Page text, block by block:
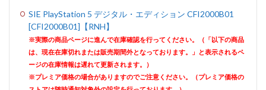
SIE PlayStation 5 デジタル・エディション CFI2000B01
[CFI2000B01]【RNH】
※実際の商品ページに進んで在庫確認を行ってください。（「以下の商品
は、現在在庫切れまたは販売期間外となっております。」と表示されるペ
ージの在庫情報は遅れて更新されます。）
※プレミア価格の場合がありますのでご注意ください。（プレミア価格の